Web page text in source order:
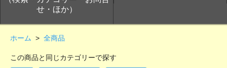
せ・ほか）
ホーム > 全商品
この商品と同じカテゴリーで探す